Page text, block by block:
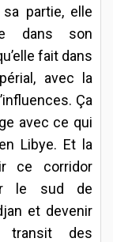
partie, elle
dans son
fait dans
avec la
Ça
avec ce qui
Libye. Et la
ce corridor
le sud de
et devenir
transit des